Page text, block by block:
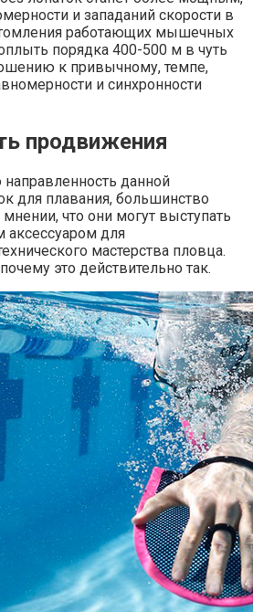
и западаний скорости в
работающих мышечных
порядка 400-500 м в чуть
к привычному, темпе,
и синхронности
продвижения
данной
для плавания, большинство
что они могут выступать
для
мастерства пловца.
это действительно так.